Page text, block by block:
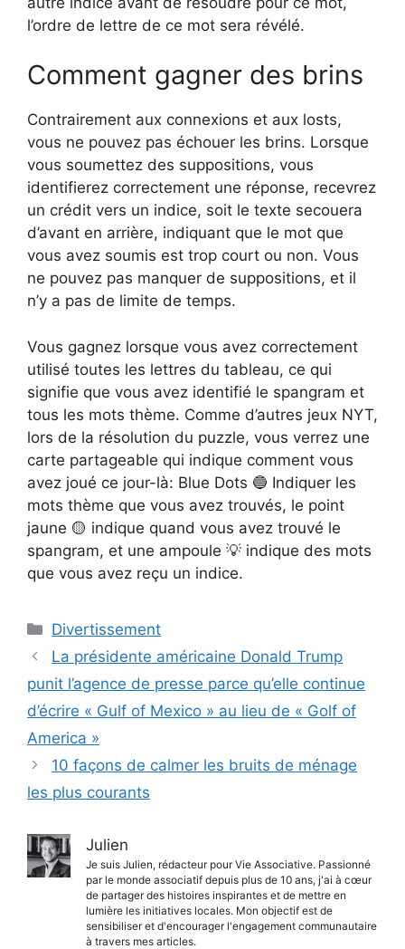
l’ordre de lettre de ce mot sera révélé.
Comment gagner des brins
Contrairement aux connexions et aux losts,
vous ne pouvez pas échouer les brins. Lorsque
vous soumettez des suppositions, vous
identifierez correctement une réponse, recevrez
un crédit vers un indice, soit le texte secouera
d’avant en arrière, indiquant que le mot que
vous avez soumis est trop court ou non. Vous
ne pouvez pas manquer de suppositions, et il
n’y a pas de limite de temps.
Vous gagnez lorsque vous avez correctement
utilisé toutes les lettres du tableau, ce qui
signifie que vous avez identifié le spangram et
tous les mots thème. Comme d’autres jeux NYT,
lors de la résolution du puzzle, vous verrez une
carte partageable qui indique comment vous
avez joué ce jour-là: Blue Dots 🔵 Indiquer les
mots thème que vous avez trouvés, le point
jaune 🟡 indique quand vous avez trouvé le
spangram, et une ampoule 💡 indique des mots
que vous avez reçu un indice.
Catégories
Divertissement
La présidente américaine Donald Trump
punit l’agence de presse parce qu’elle continue
d’écrire « Gulf of Mexico » au lieu de « Golf of
America »
10 façons de calmer les bruits de ménage
les plus courants
Julien
Je suis Julien, rédacteur pour Vie Associative. Passionné
par le monde associatif depuis plus de 10 ans, j'ai à cœur
de partager des histoires inspirantes et de mettre en
lumière les initiatives locales. Mon objectif est de
sensibiliser et d'encourager l'engagement communautaire
à travers mes articles.